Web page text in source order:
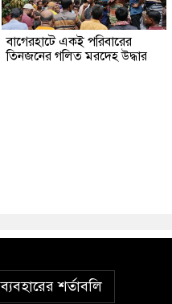
‎বাগেরহাটে একই পরিবারের
তিনজনের গলিত মরদেহ উদ্ধার
ব্যবহারের শর্তাবলি